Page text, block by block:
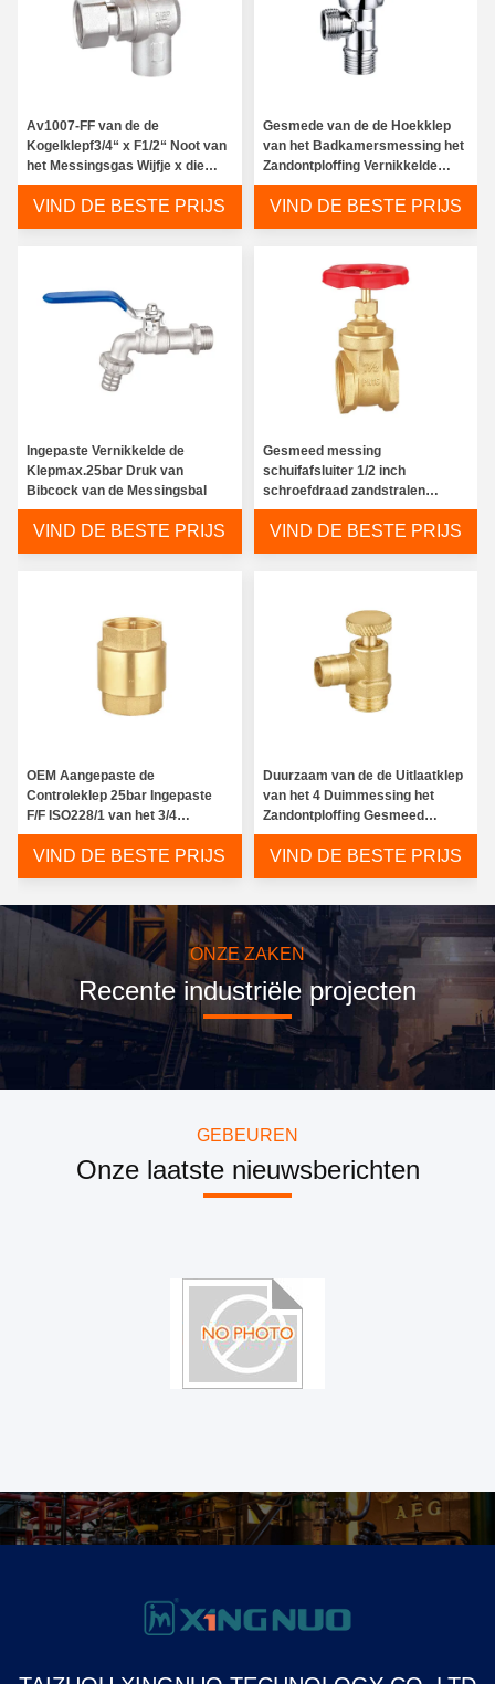
Av1007-FF van de de
Kogelklepf3/4“ x F1/2“ Noot van
het Messingsgas Wijfje x die
Vrouwelijk draaien
VIND DE BESTE PRIJS
Gesmede van de de Hoekklep
van het Badkamersmessing het
Zandontploffing Vernikkelde
AV3033
VIND DE BESTE PRIJS
Ingepaste Vernikkelde de
Klepmax.25bar Druk van
Bibcock van de Messingsbal
VIND DE BESTE PRIJS
Gesmeed messing
schuifafsluiter 1/2 inch
schroefdraad zandstralen
vernikkeld
VIND DE BESTE PRIJS
OEM Aangepaste de
Controleklep 25bar Ingepaste
F/F ISO228/1 van het 3/4
Duimmessing
VIND DE BESTE PRIJS
Duurzaam van de de Uitlaatklep
van het 4 Duimmessing het
Zandontploffing Gesmeed
Messing Boby
VIND DE BESTE PRIJS
ONZE ZAKEN
Recente industriële projecten
GEBEUREN
Onze laatste nieuwsberichten